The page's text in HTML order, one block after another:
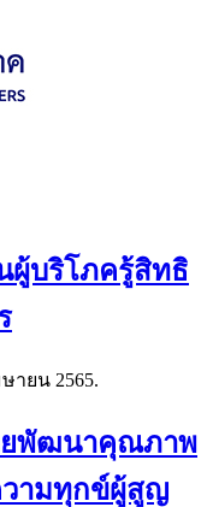
ผู้บริโภครู้สิทธิ
ษายน 2565.
ยพัฒนาคุณภาพ
วามทุกข์ผู้สูญ